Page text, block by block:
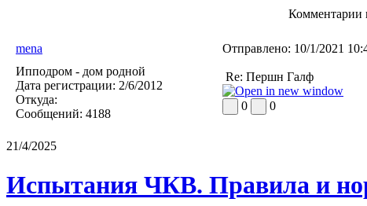
Комментарии
mena Отправлено: 10/1/2021
Ипподром - дом родной
Дата регистрации: 2/6/2012
Откуда:
Сообщений: 4188
Re: Першн Галф
0 0
21/4/2025
Испытания ЧКВ. Правила и